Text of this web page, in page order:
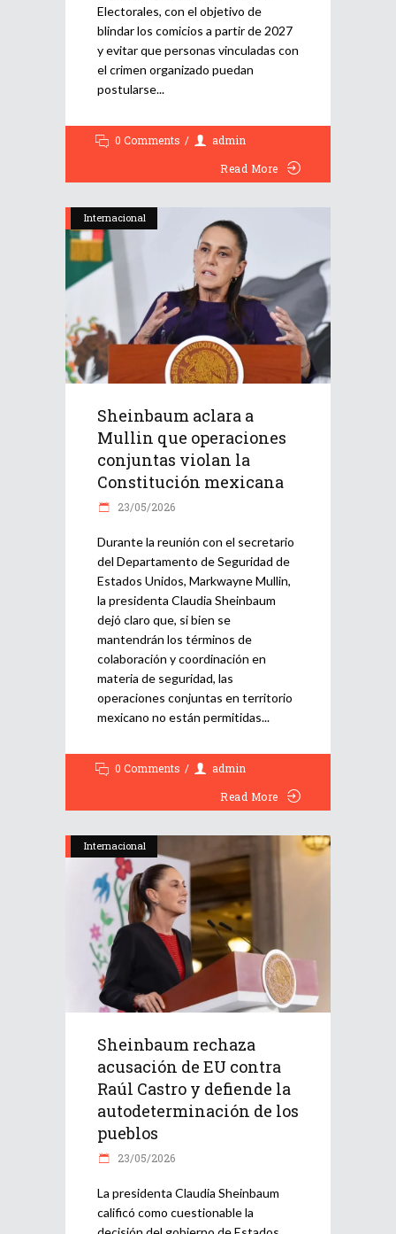
Electorales, con el objetivo de
blindar los comicios a partir de 2027
y evitar que personas vinculadas con
el crimen organizado puedan
postularse
0 Comments
admin
Read More
Internacional
Sheinbaum aclara a
Mullin que operaciones
conjuntas violan la
Constitución mexicana
23/05/2026
Durante la reunión con el secretario
del Departamento de Seguridad de
Estados Unidos, Markwayne Mullin,
la presidenta Claudia Sheinbaum
dejó claro que, si bien se
mantendrán los términos de
colaboración y coordinación en
materia de seguridad, las
operaciones conjuntas en territorio
mexicano no están permitidas
0 Comments
admin
Read More
Internacional
Sheinbaum rechaza
acusación de EU contra
Raúl Castro y defiende la
autodeterminación de los
pueblos
23/05/2026
La presidenta Claudia Sheinbaum
calificó como cuestionable la